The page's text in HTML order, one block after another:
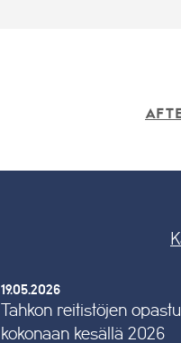
19.05.2026
Tahkon reitistöjen
kokonaan kesällä 2026